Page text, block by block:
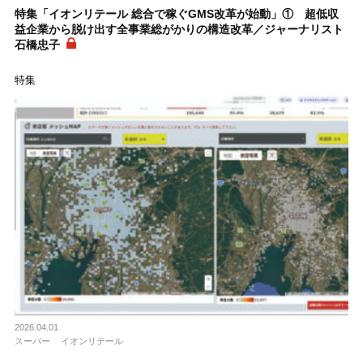
特集「イオンリテール 総合で稼ぐGMS改革が始動」① 超低収
益企業から脱け出す全事業総がかりの構造改革／ジャーナリスト
石橋忠子
特集
2026.04.01
スーパー
イオンリテール